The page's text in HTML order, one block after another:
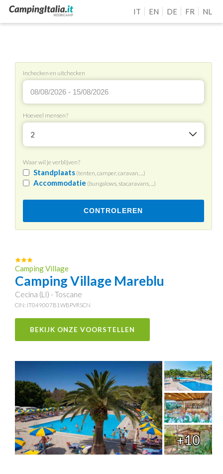
IT EN DE FR NL
Inchecken en uitchecken
Hoeveel mensen?
2
Waar wil je verblijven?
Standplaats(tenten, camper, caravan, ...)
Accommodatie (bungalows, stacaravans, ...)
CONTROLEREN
Camping Village
Camping Village Mareblu
Cecina (LI) - Toscane
CIN: IT049007B1WBPVRSCN
BEKIJK ONZE VOORSTELLEN
+10